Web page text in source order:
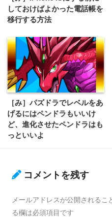
しておけばよかった電話帳を
移行する方法
［み］パズドラでレベルをあ
げるにはペンドラもいいけ
ど、進化させたペンドラはも
っといいよ
コメントを残す
メールアドレスが公開されるこ
る欄は必須項目です